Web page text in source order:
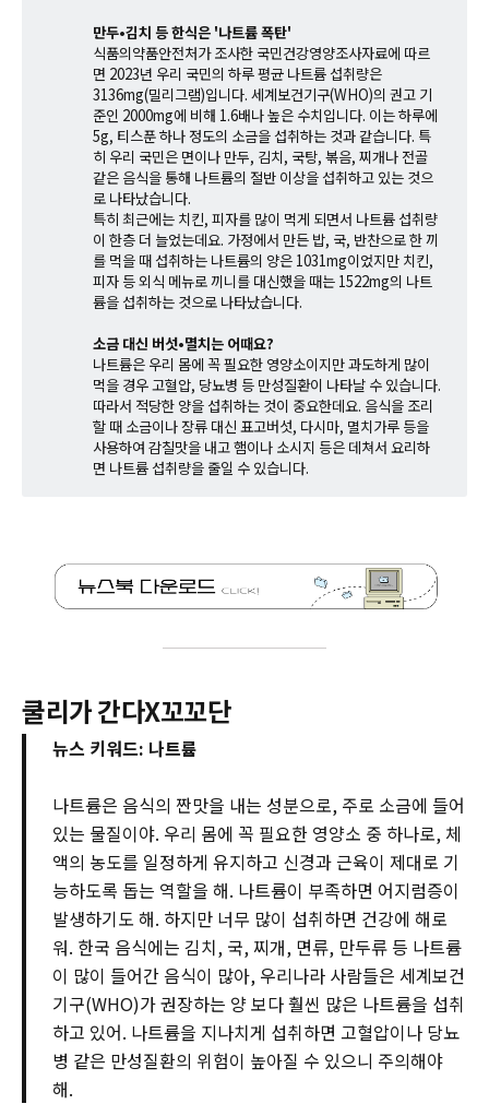
만두•김치 등 한식은 '나트륨 폭탄'
식품의약품안전처가 조사한 국민건강영양조사자료에 따르
면 2023년 우리 국민의 하루 평균 나트륨 섭취량은
3136mg(밀리그램)입니다. 세계보건기구(WHO)의 권고 기
준인 2000mg에 비해 1.6배나 높은 수치입니다. 이는 하루에
5g, 티스푼 하나 정도의 소금을 섭취하는 것과 같습니다. 특
히 우리 국민은 면이나 만두, 김치, 국탕, 볶음, 찌개나 전골
같은 음식을 통해 나트륨의 절반 이상을 섭취하고 있는 것으
로 나타났습니다.
특히 최근에는 치킨, 피자를 많이 먹게 되면서 나트륨 섭취량
이 한층 더 늘었는데요. 가정에서 만든 밥, 국, 반찬으로 한 끼
를 먹을 때 섭취하는 나트륨의 양은 1031mg이었지만 치킨,
피자 등 외식 메뉴로 끼니를 대신했을 때는 1522mg의 나트
륨을 섭취하는 것으로 나타났습니다.
소금 대신 버섯•멸치는 어때요?
나트륨은 우리 몸에 꼭 필요한 영양소이지만 과도하게 많이
먹을 경우 고혈압, 당뇨병 등 만성질환이 나타날 수 있습니다.
따라서 적당한 양을 섭취하는 것이 중요한데요. 음식을 조리
할 때 소금이나 장류 대신 표고버섯, 다시마, 멸치가루 등을
사용하여 감칠맛을 내고 햄이나 소시지 등은 데쳐서 요리하
면 나트륨 섭취량을 줄일 수 있습니다.
쿨리가 간다X꼬꼬단
뉴스 키워드: 나트륨
나트륨은 음식의 짠맛을 내는 성분으로, 주로 소금에 들어
있는 물질이야. 우리 몸에 꼭 필요한 영양소 중 하나로, 체
액의 농도를 일정하게 유지하고 신경과 근육이 제대로 기
능하도록 돕는 역할을 해. 나트륨이 부족하면 어지럼증이
발생하기도 해. 하지만 너무 많이 섭취하면 건강에 해로
워. 한국 음식에는 김치, 국, 찌개, 면류, 만두류 등 나트륨
이 많이 들어간 음식이 많아, 우리나라 사람들은 세계보건
기구(WHO)가 권장하는 양 보다 훨씬 많은 나트륨을 섭취
하고 있어. 나트륨을 지나치게 섭취하면 고혈압이나 당뇨
병 같은 만성질환의 위험이 높아질 수 있으니 주의해야
해.